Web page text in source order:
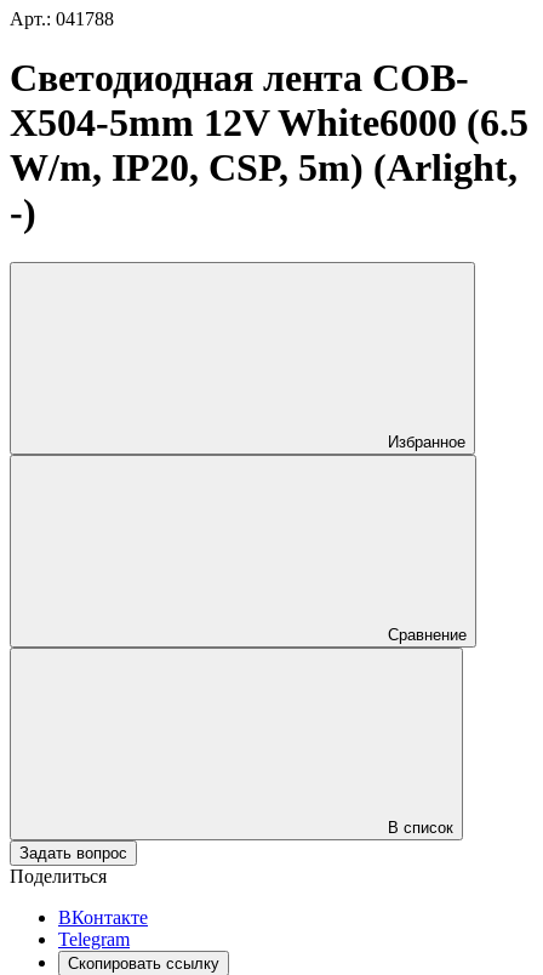
Арт.: 041788
Светодиодная лента COB-
X504-5mm 12V White6000 (6.5
W/m, IP20, CSP, 5m) (Arlight,
-)
Избранное
Сравнение
В список
Задать вопрос
Поделиться
ВКонтакте
Telegram
Скопировать ссылку